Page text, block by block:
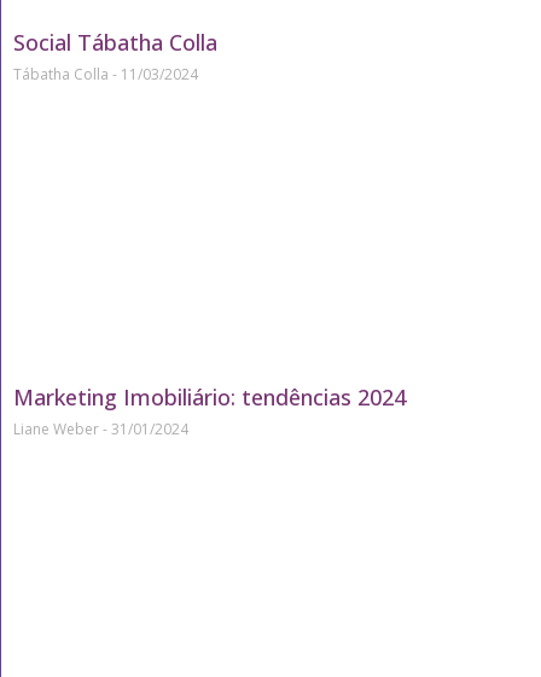
Social Tábatha Colla
Tábatha Colla 11/03/2024
Marketing Imobiliário: tendências 2024
Liane Weber 31/01/2024